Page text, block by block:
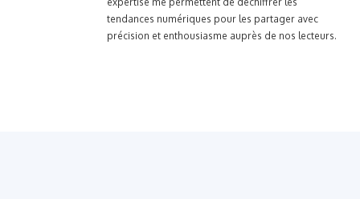
tendances numériques pour les partager avec
précision et enthousiasme auprès de nos lecteurs.